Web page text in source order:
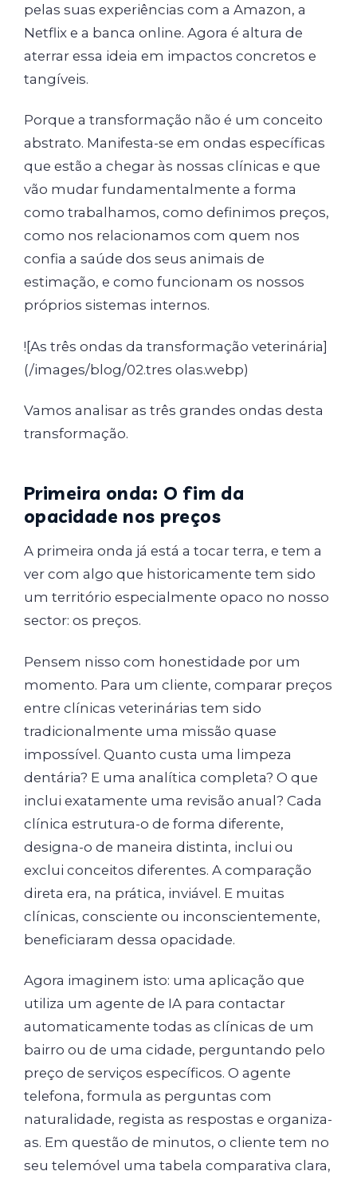
pelas suas experiências com a Amazon, a
Netflix e a banca online. Agora é altura de
aterrar essa ideia em impactos concretos e
tangíveis.
Porque a transformação não é um conceito
abstrato. Manifesta-se em ondas específicas
que estão a chegar às nossas clínicas e que
vão mudar fundamentalmente a forma
como trabalhamos, como definimos preços,
como nos relacionamos com quem nos
confia a saúde dos seus animais de
estimação, e como funcionam os nossos
próprios sistemas internos.
![As três ondas da transformação veterinária]
(/images/blog/02.tres olas.webp)
Vamos analisar as três grandes ondas desta
transformação.
Primeira onda: O fim da
opacidade nos preços
A primeira onda já está a tocar terra, e tem a
ver com algo que historicamente tem sido
um território especialmente opaco no nosso
sector: os preços.
Pensem nisso com honestidade por um
momento. Para um cliente, comparar preços
entre clínicas veterinárias tem sido
tradicionalmente uma missão quase
impossível. Quanto custa uma limpeza
dentária? E uma analítica completa? O que
inclui exatamente uma revisão anual? Cada
clínica estrutura-o de forma diferente,
designa-o de maneira distinta, inclui ou
exclui conceitos diferentes. A comparação
direta era, na prática, inviável. E muitas
clínicas, consciente ou inconscientemente,
beneficiaram dessa opacidade.
Agora imaginem isto: uma aplicação que
utiliza um agente de IA para contactar
automaticamente todas as clínicas de um
bairro ou de uma cidade, perguntando pelo
preço de serviços específicos. O agente
telefona, formula as perguntas com
naturalidade, regista as respostas e organiza-
as. Em questão de minutos, o cliente tem no
seu telemóvel uma tabela comparativa clara,